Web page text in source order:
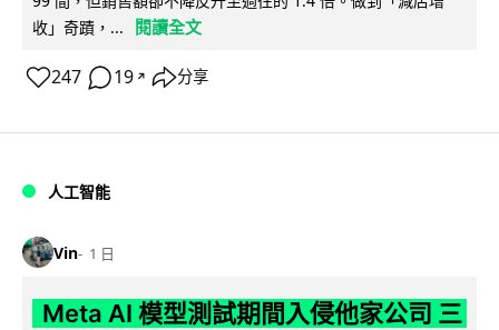
收」奇蹟，...
閱讀全文
247 19 ↗ 分享
人工智能
Vin 1 日
Meta AI 模型測試期間入侵他家公司 三